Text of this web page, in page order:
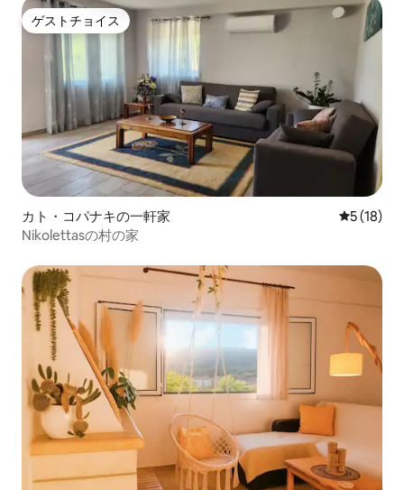
ゲストチョイス
ゲストチョイス
カト・コパナキの一軒家 レビュー
5 (18)
Nikolettasの村の家